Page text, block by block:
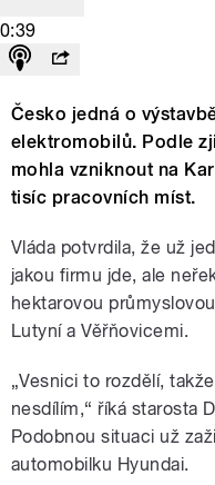
0:39
Česko jedná o
elektromobilů. Podle
mohla vzniknout na
tisíc pracovních míst.
Vláda potvrdila, že už
jakou firmu jde, ale
hektarovou
Lutyní a Věřňovicemi.
„Vesnici to rozdělí,
nesdílím,“ říká starosta
Podobnou situaci už
automobilku Hyundai.